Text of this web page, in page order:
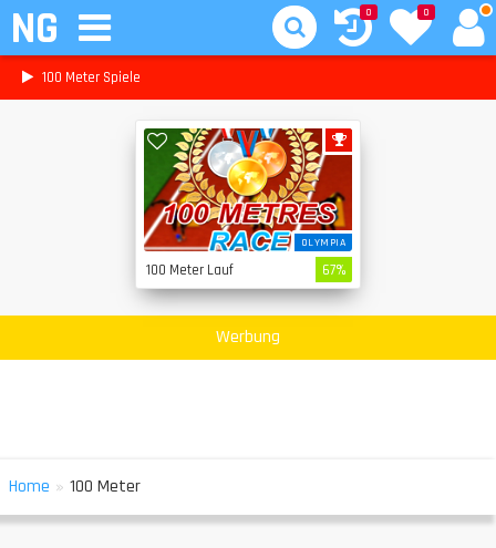
NG 0
0
100 Meter Spiele
OLYMPIA
100 Meter Lauf 67%
Werbung
Home » 100 Meter